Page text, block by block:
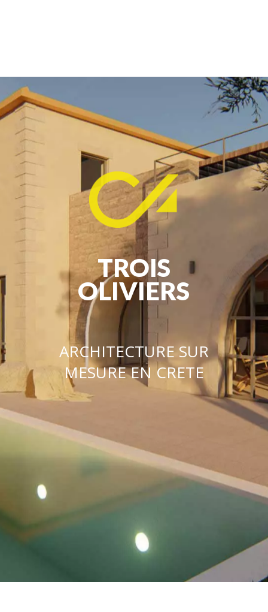
ARCHITECTURE SUR
MESURE EN CRETE
TROIS
OLIVIERS